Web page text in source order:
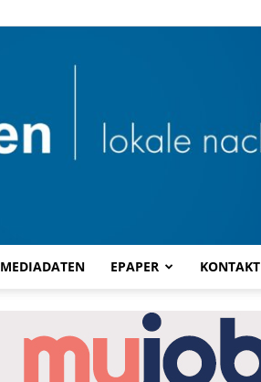
MEDIADATEN EPAPER KONTAKT